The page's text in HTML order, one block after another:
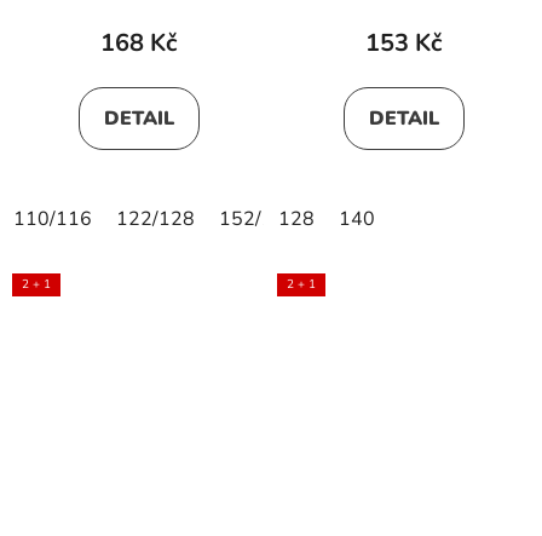
168 Kč
DETAIL
110/116 122/128 152/158
153 Kč
DETAIL
128 140
2 + 1 2 + 1